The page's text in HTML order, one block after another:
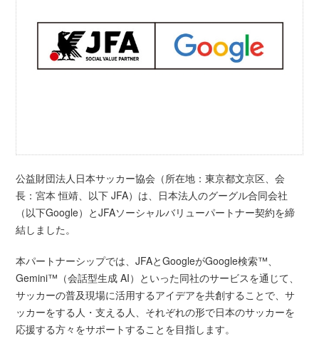
公益財団法人日本サッカー協会（所在地：東京都文京区、会
長：宮本 恒靖、以下 JFA）は、日本法人のグーグル合同会社
（以下Google）とJFAソーシャルバリューパートナー契約を締
結しました。
本パートナーシップでは、JFAとGoogleがGoogle検索™、
Gemini™（会話型生成 AI）といった同社のサービスを通じて、
サッカーの普及現場に活用するアイデアを共創することで、サ
ッカーをする人・支える人、それぞれの形で日本のサッカーを
応援する方々をサポートすることを目指します。